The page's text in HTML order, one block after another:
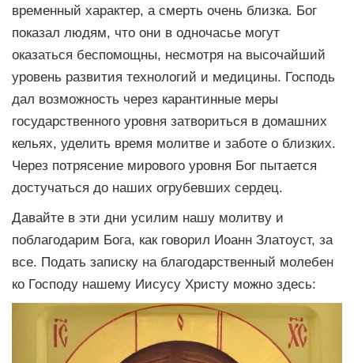
временный характер, а смерть очень близка. Бог
показал людям, что они в одночасье могут
оказаться беспомощны, несмотря на высочайший
уровень развития технологий и медицины. Господь
дал возможность через карантинные меры
государственного уровня затвориться в домашних
кельях, уделить время молитве и заботе о близких.
Через потрясение мирового уровня Бог пытается
достучаться до наших огрубевших сердец.
Давайте в эти дни усилим нашу молитву и
поблагодарим Бога, как говорил Иоанн Златоуст, за
все. Подать записку на благодарственный молебен
ко Господу нашему Иисусу Христу можно здесь: